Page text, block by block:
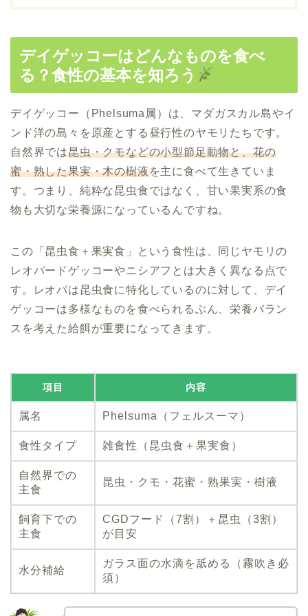
デイゲッコーはどんなものを食べ
る？食性の基本を知ろう
デイゲッコー（Phelsuma属）は、マダガスカル島やイ
ンド洋の島々を原産とする昼行性のヤモリたちです。
自然界では昆虫・クモなどの小型節足動物と、花の
蜜・熟した果実・木の樹液を主に食べて生きていま
す。つまり、純粋な昆虫食ではなく、甘い果実系の食
物も大切な栄養源になっているんですね。
この「昆虫食＋果実食」という食性は、同じヤモリの
レオパードゲッコーやニシアフとは大きく異なる点で
す。レオパは昆虫食に特化しているのに対して、デイ
ゲッコーは多様なものを食べられるぶん、栄養バラン
スを考えた給餌が重要になってきます。
項目 内容
属名 Phelsuma（フェルスーマ）
食性タイプ 雑食性（昆虫食＋果実食）
自然界での
主食
昆虫・クモ・花蜜・熟果実・樹液
飼育下での
主食
CGDフード（7割）＋昆虫（3割）
が目安
水分補給
ガラス面の水滴を舐める（霧吹き必
須）